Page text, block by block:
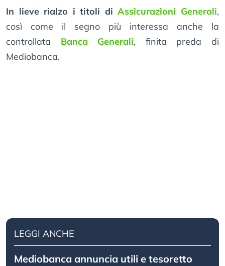
In lieve rialzo i titoli diAssicurazioni Generali,
così come il segno più interessa anche la
controllata Banca Generali, finita preda di
Mediobanca.
LEGGI ANCHE
Mediobanca annuncia utili e tesoretto